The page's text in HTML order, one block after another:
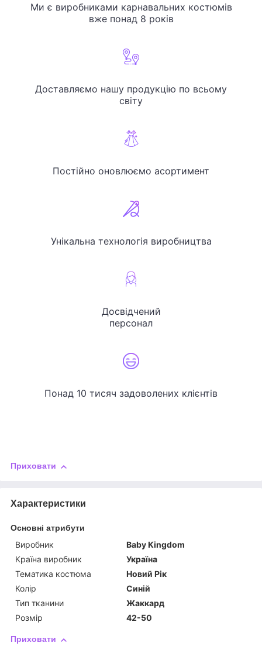
Ми є виробниками карнавальних костюмів
вже понад 8 років
Доставляємо нашу продукцію по всьому
світу
Постійно оновлюємо асортимент
Унікальна технологія виробництва
Досвідчений
персонал
Понад 10 тисяч задоволених клієнтів
Приховати
Характеристики
Основні атрибути
Виробник
Baby Kingdom
Країна виробник
Україна
Тематика костюма
Новий Рік
Колір
Синій
Тип тканини
Жаккард
Розмір
42-50
Приховати